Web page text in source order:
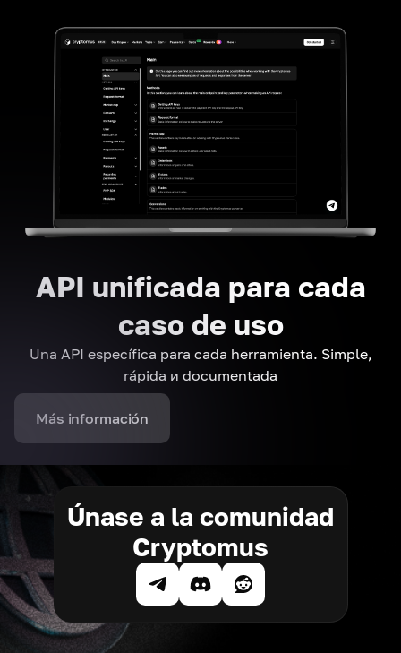
API unificada para cada
caso de uso
Una API específica para cada herramienta. Simple,
rápida и documentada
Más información
Únase a la comunidad
Cryptomus